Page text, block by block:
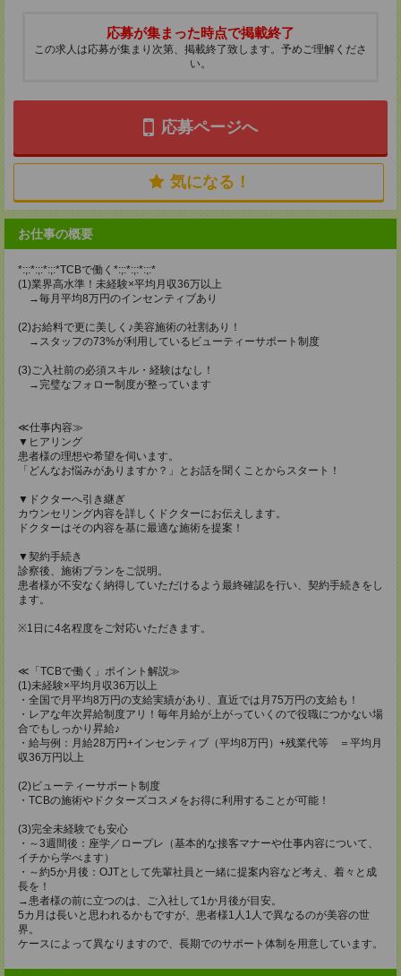
応募が集まった時点で掲載終了
この求人は応募が集まり次第、掲載終了致します。予めご理解くださ
い。
応募ページへ
気になる！
お仕事の概要
*:;:*:;:*:;:*TCBで働く*:;:*:;:*:;:*
(1)業界高水準！未経験×平均月収36万以上
→毎月平均8万円のインセンティブあり
(2)お給料で更に美しく♪美容施術の社割あり！
→スタッフの73%が利用しているビューティーサポート制度
(3)ご入社前の必須スキル・経験はなし！
→完璧なフォロー制度が整っています
≪仕事内容≫
▼ヒアリング
患者様の理想や希望を伺います。
「どんなお悩みがありますか？」とお話を聞くことからスタート！
▼ドクターへ引き継ぎ
カウンセリング内容を詳しくドクターにお伝えします。
ドクターはその内容を基に最適な施術を提案！
▼契約手続き
診察後、施術プランをご説明。
患者様が不安なく納得していただけるよう最終確認を行い、契約手続きをし
ます。
※1日に4名程度をご対応いただきます。
≪「TCBで働く」ポイント解説≫
(1)未経験×平均月収36万以上
・全国で月平均8万円の支給実績があり、直近では月75万円の支給も！
・レアな年次昇給制度アリ！毎年月給が上がっていくので役職につかない場
合でもしっかり昇給♪
・給与例：月給28万円+インセンティブ（平均8万円）+残業代等 ＝平均月
収36万円以上
(2)ビューティーサポート制度
・TCBの施術やドクターズコスメをお得に利用することが可能！
(3)完全未経験でも安心
・～3週間後：座学／ロープレ（基本的な接客マナーや仕事内容について、
イチから学べます）
・～約5か月後：OJTとして先輩社員と一緒に提案内容など考え、着々と成
長を！
→患者様の前に立つのは、ご入社して1か月後が目安。
5カ月は長いと思われるかもですが、患者様1人1人で異なるのが美容の世
界。
ケースによって異なりますので、長期でのサポート体制を用意しています。